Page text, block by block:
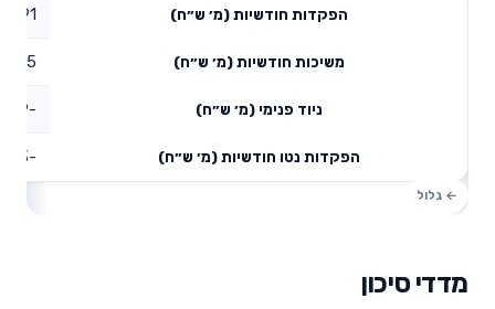
הפקדות חודשיות (מ׳ ש״ח) 0.91
משיכות חודשיות (מ׳ ש״ח) 0.25
ניוד פנימי (מ׳ ש״ח) -1.09
הפקדות נטו חודשיות (מ׳ ש״ח) -0.43
מדדי סיכון